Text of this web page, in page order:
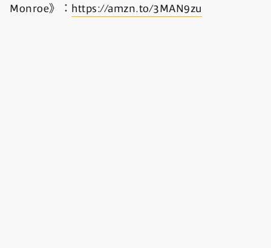
Monroe》： https://amzn.to/3MAN9zu